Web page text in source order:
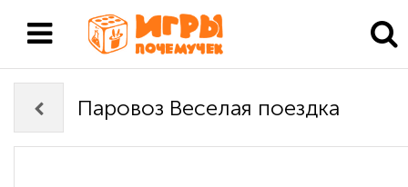
Паровоз Веселая поездка